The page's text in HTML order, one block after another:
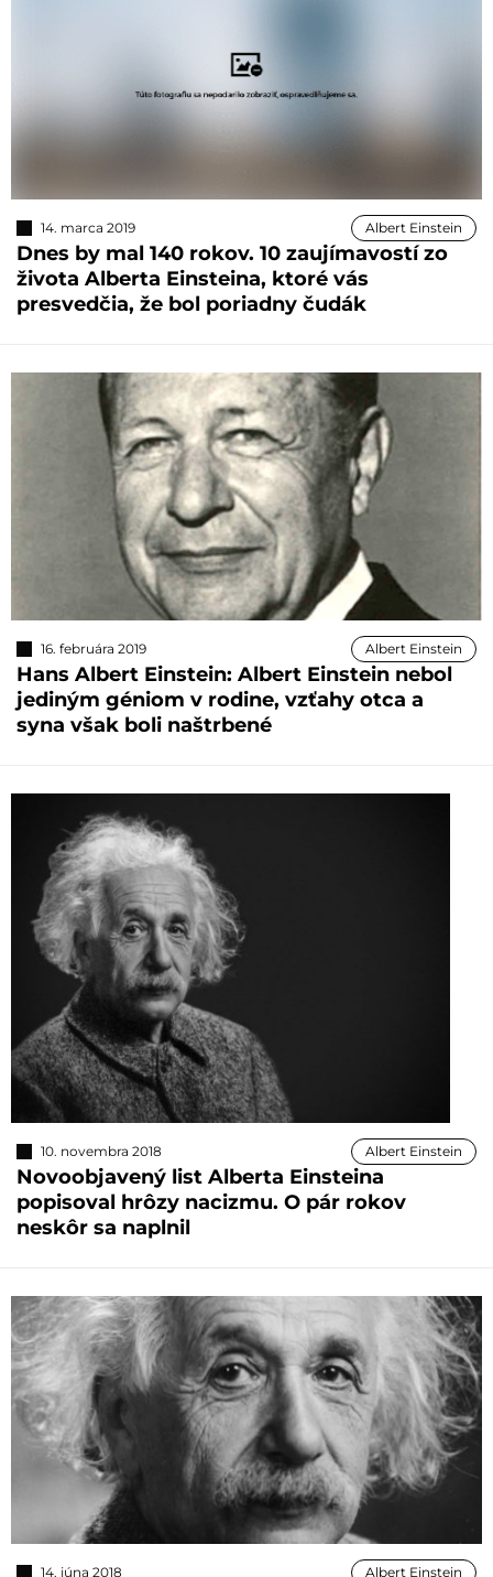
14. marca 2019 Albert Einstein
Dnes by mal 140 rokov. 10 zaujímavostí zo
života Alberta Einsteina, ktoré vás
presvedčia, že bol poriadny čudák
16. februára 2019 Albert Einstein
Hans Albert Einstein: Albert Einstein nebol
jediným géniom v rodine, vzťahy otca a
syna však boli naštrbené
10. novembra 2018 Albert Einstein
Novoobjavený list Alberta Einsteina
popisoval hrôzy nacizmu. O pár rokov
neskôr sa naplnil
14. júna 2018 Albert Einstein